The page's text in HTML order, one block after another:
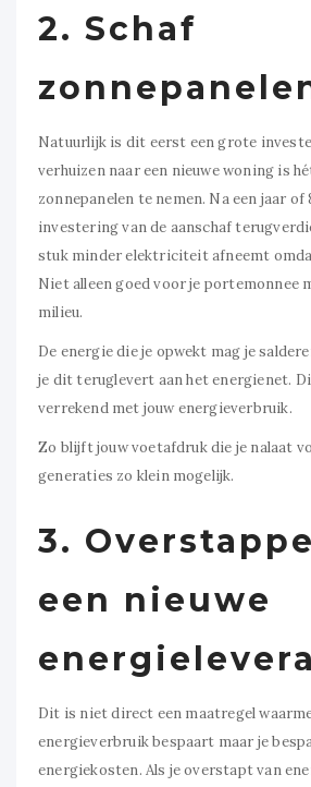
2. Schaf
Natuurlijk is dit eerst een grote
verhuizen naar een nieuwe woning is
zonnepanelen te nemen. Na een jaar of
investering van de aanschaf
stuk minder elektriciteit afneemt
Niet alleen goed voor je portemonnee
milieu.
De energie die je opwekt mag je
je dit teruglevert aan het energienet.
verrekend met jouw energieverbruik.
Zo blijft jouw voetafdruk die je nalaat
generaties zo klein mogelijk.
3.
een nieuwe
Dit is niet direct een maatregel
energieverbruik bespaart maar je
energiekosten. Als je overstapt van